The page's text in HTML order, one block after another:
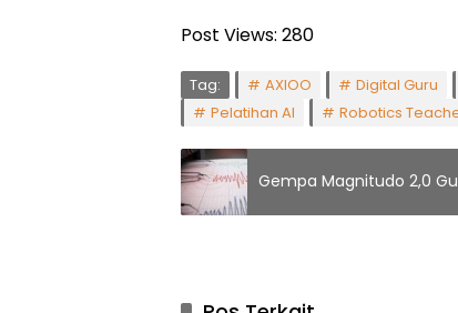
Post Views: 280
Tag: AXIOO Digital Guru
Pelatihan AI
Robotics
Gempa Magnitudo 2,0